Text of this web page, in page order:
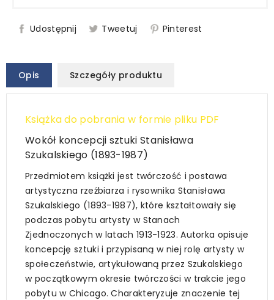
Udostępnij Tweetuj Pinterest
Opis Szczegóły produktu
Książka do pobrania w formie pliku PDF
Wokół koncepcji sztuki Stanisława
Szukalskiego (1893-1987)
Przedmiotem książki jest twórczość i postawa
artystyczna rzeźbiarza i rysownika Stanisława
Szukalskiego (1893-1987), które kształtowały się
podczas pobytu artysty w Stanach
Zjednoczonych w latach 1913-1923. Autorka opisuje
koncepcję sztuki i przypisaną w niej rolę artysty w
społeczeństwie, artykułowaną przez Szukalskiego
w początkowym okresie twórczości w trakcie jego
pobytu w Chicago. Charakteryzuje znaczenie tej